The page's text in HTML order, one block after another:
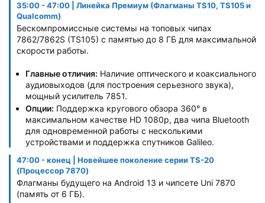
35:00 - 47:00 | Линейка Премиум (Флагманы TS10, TS105 и
Qualcomm)
Бескомпромиссные системы на топовых чипах
7862/7862S (TS105) с памятью до 8 ГБ для максимальной
скорости работы.
Главные отличия: Наличие оптического и коаксиального
аудиовыходов (для построения серьезного звука),
мощный усилитель 7851.
Опции: Поддержка кругового обзора 360° в
максимальном качестве HD 1080p, два чипа Bluetooth
для одновременной работы с несколькими
устройствами и поддержка спутников Galileo.
47:00 - конец | Новейшее поколение серии TS-20
(Процессор 7870)
Флагманы будущего на Android 13 и чипсете Uni 7870
(память от 6 ГБ).